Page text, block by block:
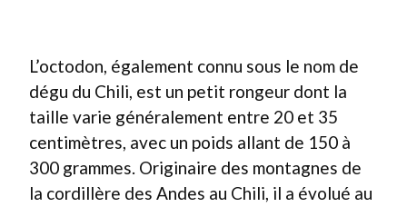
L’octodon, également connu sous le nom de
dégu du Chili, est un petit rongeur dont la
taille varie généralement entre 20 et 35
centimètres, avec un poids allant de 150 à
300 grammes. Originaire des montagnes de
la cordillère des Andes au Chili, il a évolué au